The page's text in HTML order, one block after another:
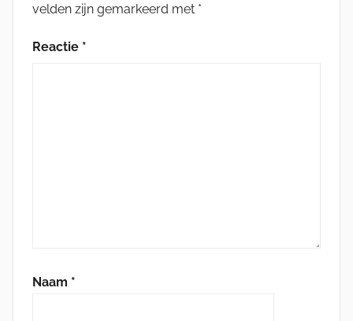
velden zijn gemarkeerd met *
Reactie *
Naam *